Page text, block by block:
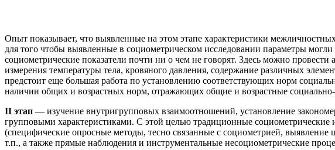
Опыт показывает, что выявленные на этом этапе характеристики
для того чтобы выявленные в социометрическом исследовании параметры
социометрические показатели почти ни о чем не говорят. 3десь можно
измерения температуры тела, кровяного давления, содержание различных
предстоит еще большая работа по установлению соответствующих норм
наличии общих и возрастных норм, отражающих общие и возрастные социально-
II этап — изучение внутригрупповых взаимоотношений, установление
групповыми характеристиками. С этой целью традиционные
(специфические опросные методы, тесно связанные с социометрией,
т.п., а также прямые наблюдения и инструментальные несоциометрические